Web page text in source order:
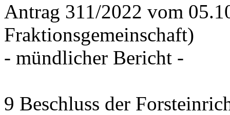
Antrag 311/2022 vom
Fraktionsgemeinschaft)
- mündlicher Bericht -
9 Beschluss der